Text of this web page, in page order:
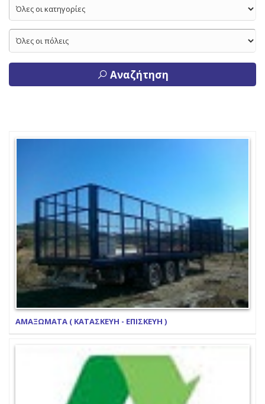
Αναζήτηση
ΑΜΑΞΩΜΑΤΑ ( ΚΑΤΑΣΚΕΥΗ - ΕΠΙΣΚΕΥΗ )